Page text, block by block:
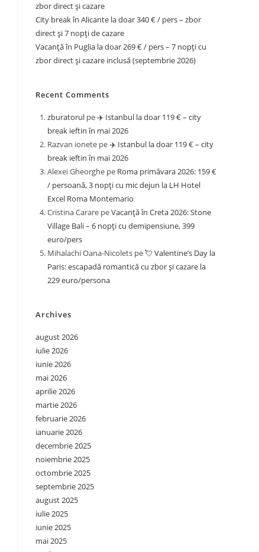
zbor direct și cazare
City break în Alicante la doar 340 € / pers – zbor
direct și 7 nopți de cazare
Vacanță în Puglia la doar 269 € / pers – 7 nopți cu
zbor direct și cazare inclusă (septembrie 2026)
Recent Comments
zburatorul pe ✈️ Istanbul la doar 119 € – city
break ieftin în mai 2026
Razvan ionete pe ✈️ Istanbul la doar 119 € – city
break ieftin în mai 2026
Alexei Gheorghe pe Roma primăvara 2026: 159 €
/ persoană, 3 nopți cu mic dejun la LH Hotel
Excel Roma Montemario
Cristina Carare peVacanță în Creta 2026: Stone
Village Bali – 6 nopți cu demipensiune, 399
euro/pers
Mihalachi Oana-Nicolets pe💘 Valentine’s Day la
Paris: escapadă romantică cu zbor și cazare la
229 euro/persona
Archives
august 2026
iulie 2026
iunie 2026
mai 2026
aprilie 2026
martie 2026
februarie 2026
ianuarie 2026
decembrie 2025
noiembrie 2025
octombrie 2025
septembrie 2025
august 2025
iulie 2025
iunie 2025
mai 2025